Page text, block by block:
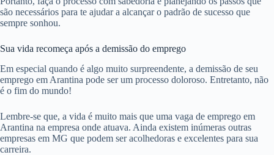
são necessários para te ajudar a alcançar o padrão de sucesso que
sempre sonhou.
Sua vida recomeça após a demissão do emprego
Em especial quando é algo muito surpreendente, a demissão de seu
emprego em Arantina pode ser um processo doloroso. Entretanto, não
é o fim do mundo!
Lembre-se que, a vida é muito mais que uma vaga de emprego em
Arantina na empresa onde atuava. Ainda existem inúmeras outras
empresas em MG que podem ser acolhedoras e excelentes para sua
carreira.